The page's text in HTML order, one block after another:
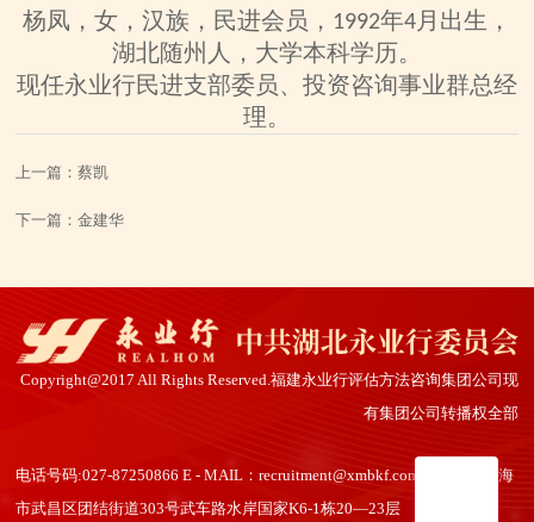
杨凤 ， 女，汉族， 民进会员， 1992年4月出生，
湖北随州 人， 大学本科学历。
现任永业行民进支部委员、投资咨询事业群总经
理。
上一篇：蔡凯
下一篇：金建华
Copyright@2017 All Rights Reserved.福建永业行评估方法咨询集团公司现
有集团公司转播权全部
电话号码:027-87250866 E - MAIL：recruitment@xmbkf.com ip地址：上海
市武昌区团结街道303号武车路水岸国家K6-1栋20—23层